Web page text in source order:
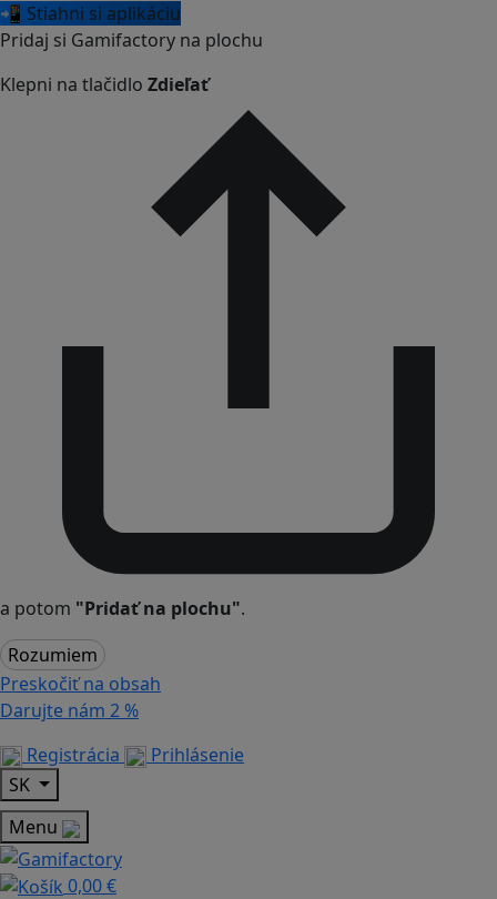
📲 Stiahni si aplikáciu
Pridaj si Gamifactory na plochu
Klepni na tlačidlo Zdieľať
a potom "Pridať na plochu".
Rozumiem
Preskočiť na obsah
Darujte nám 2 %
Registrácia
Prihlásenie
SK
Menu
0,00 €